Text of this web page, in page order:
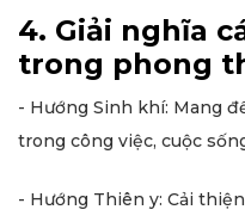
4. Giải nghĩa
trong phong
- Hướng Sinh khí: Mang
trong công việc, cuộc
- Hướng Thiên y: Cải